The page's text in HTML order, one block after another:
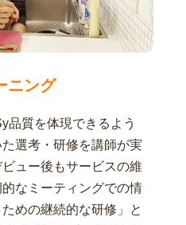
ニング
品質を体現できるよう
選考・研修を講師が実
ュー後もサービスの維
なミーティングでの情
めの継続的な研修」と